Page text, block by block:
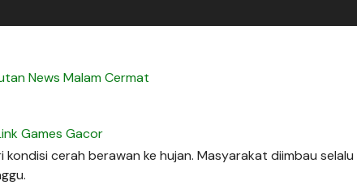
News Malam Cermat
Games Gacor
cerah berawan ke hujan. Masyarakat diimbau selalu